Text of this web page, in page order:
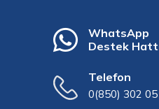
WhatsApp
Destek
Telefon
0(850) 302